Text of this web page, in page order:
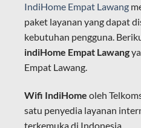
Dengan teknologi ini,
internet yang lebih baik
belajar, dan hiburan di
IndiHome sering disebut
fiber optic dapat
WiFi.
IndiHome Empat Lawang
paket layanan yang dapat
kebutuhan pengguna.
indiHome Empat Lawang
Empat Lawang.
Wifi IndiHome oleh
satu penyedia layanan
terkemuka di Indonesia.